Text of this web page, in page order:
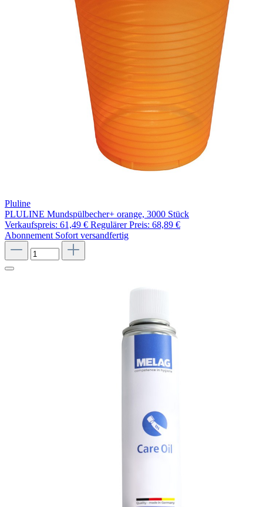
Pluline
PLULINE Mundspülbecher+ orange, 3000 Stück
Verkaufspreis: 61,49 € Regulärer Preis: 68,89 €
Abonnement Sofort versandfertig